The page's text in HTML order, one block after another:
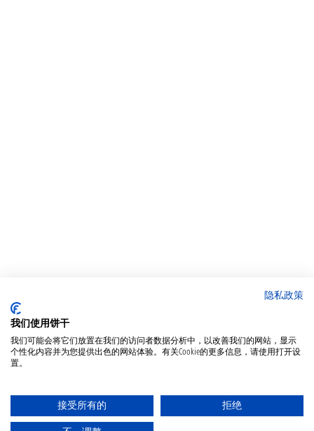
隐私政策
我们使用饼干
我们可能会将它们放置在我们的访问者数据分析中，以改善我们的网站，显示
个性化内容并为您提供出色的网站体验。有关Cookie的更多信息，请使用打开设
置。
接受所有的 拒绝